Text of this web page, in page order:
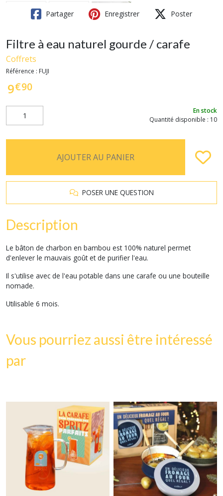
Partager Enregistrer Poster
Filtre à eau naturel gourde / carafe
Coffrets
Référence : FUJI
9€90
En stock
Quantité disponible : 10
AJOUTER AU PANIER
POSER UNE QUESTION
Description
Le bâton de charbon en bambou est 100% naturel permet
d'enlever le mauvais goût et de purifier l'eau.
Il s'utilise avec de l'eau potable dans une carafe ou une bouteille
nomade.
Utilisable 6 mois.
Vous pourriez aussi être intéressé
par